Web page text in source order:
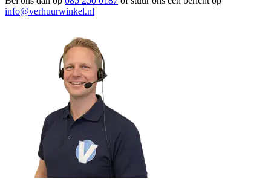
info@verhuurwinkel.nl